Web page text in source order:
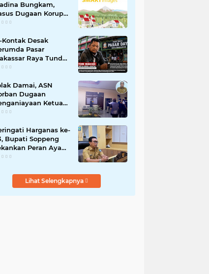
Bungkam,
Dugaan Korupsi
Village Makin
Kontak Desak
Pasar
Raya Tunda
Kios Pasar
Damai, ASN
Dugaan
Ketua
Soppeng Pilih
Harganas ke-
Bupati Soppeng
Peran Ayah
Membangun
Lihat Selengkapnya